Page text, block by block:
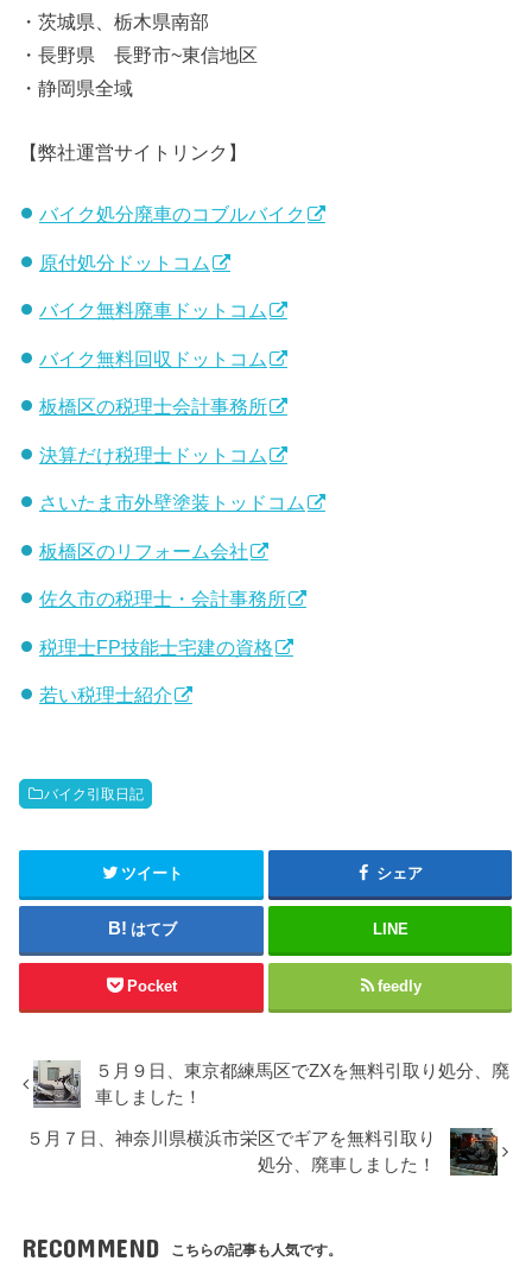
・茨城県、栃木県南部
・長野県 長野市~東信地区
・静岡県全域
【弊社運営サイトリンク】
バイク処分廃車のコブルバイク
原付処分ドットコム
バイク無料廃車ドットコム
バイク無料回収ドットコム
板橋区の税理士会計事務所
決算だけ税理士ドットコム
さいたま市外壁塗装トッドコム
板橋区のリフォーム会社
佐久市の税理士・会計事務所
税理士FP技能士宅建の資格
若い税理士紹介
バイク引取日記
ツイート シェア
はてブ LINE
Pocket feedly
５月９日、東京都練馬区でZXを無料引取り処分、廃
車しました！
５月７日、神奈川県横浜市栄区でギアを無料引取り
処分、廃車しました！
RECOMMEND こちらの記事も人気です。